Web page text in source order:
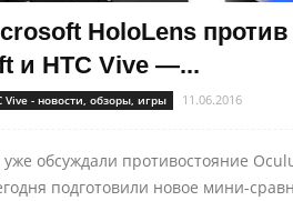
HoloLens
и HTC Vive —...
Vive - новости, обзоры, игры 11.06.2016
обсуждали противостояние
подготовили новое мини-